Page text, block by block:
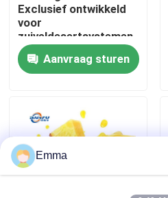
Fabriekstocht
Kwaliteitscontrole
Nieuws
Exclusief ontwikkeld
voor
zuiveldesertsystemen
zoals puddingmousse
en melkgele met een
zachte melkverbinding
Aanvraag sturen
Emma